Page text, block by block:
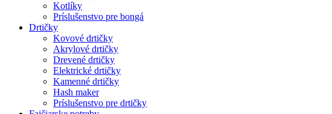
Kotlíky
Príslušenstvo pre bongá
Drtičky
Kovové drtičky
Akrylové drtičky
Drevené drtičky
Elektrické drtičky
Kamenné drtičky
Hash maker
Príslušenstvo pre drtičky